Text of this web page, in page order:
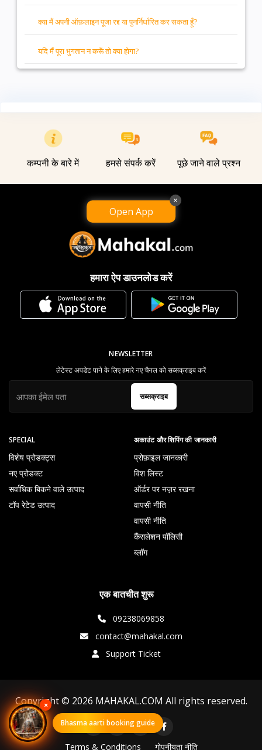
क्या मैं अपनी ऑफ़लाइन पूजा रद्द या पुनर्निर्धारित कर सकता हूँ?
यदि मैं पूरा भुगतान न करूँ तो क्या होगा?
कम्पनी के बारे में हमसे संपर्क करें पूछे जाने वाले प्रश्न
हमारा ऐप डाउनलोड करें
SPECIAL
विशेष प्रोडक्ट्स
नए प्रोडक्ट
सर्वाधिक बिकने वाले उत्पाद
टॉप रेटेड उत्पाद
अकाउंट और शिपिंग की जानकारी
प्रोफ़ाइल जानकारी
विश लिस्ट
ऑर्डर पर नज़र रखना
वापसी नीति
वापसी नीति
कैंसलेशन पॉलिसी
ब्लॉग
NEWSLETTER
लेटेस्ट अपडेट पाने के लिए हमारे नए चैनल को सब्सक्राइब करें
सब्सक्राइब
एक बातचीत शुरू
09238069858
contact@mahakal.com
Support Ticket
Copyright © 2026 MAHAKAL.COM All rights reserved.
Terms & Conditions गोपनीयता नीति
Open App
×
×
Bhasma aarti booking guide